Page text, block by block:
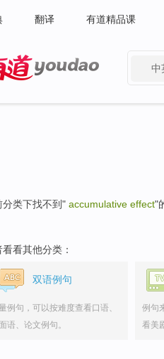
翻译 有道精品课
中
分类下找不到" accumulative effect"
看其他分类：
双语例句
例句，可以按难度查看口语、
语、论文例句。
例句
看美